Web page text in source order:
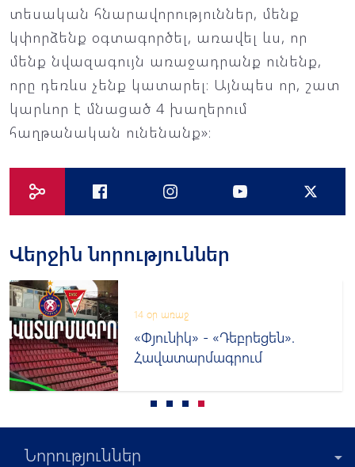
տեսական հնարավորություններ, մենք
կփորձենք օգտագործել, առավել ևս, որ
մենք նվազագույն առաջադրանք ունենք,
որը դեռևս չենք կատարել։ Այնպես որ, շատ
կարևոր է մնացած 4 խաղերում
հաղթանական ունենանք»։
Վերջին նորություններ
14 օր առաջ
«Փյունիկ» - «Դեբրեցեն».
Հավատարմագրում
Նորություններ